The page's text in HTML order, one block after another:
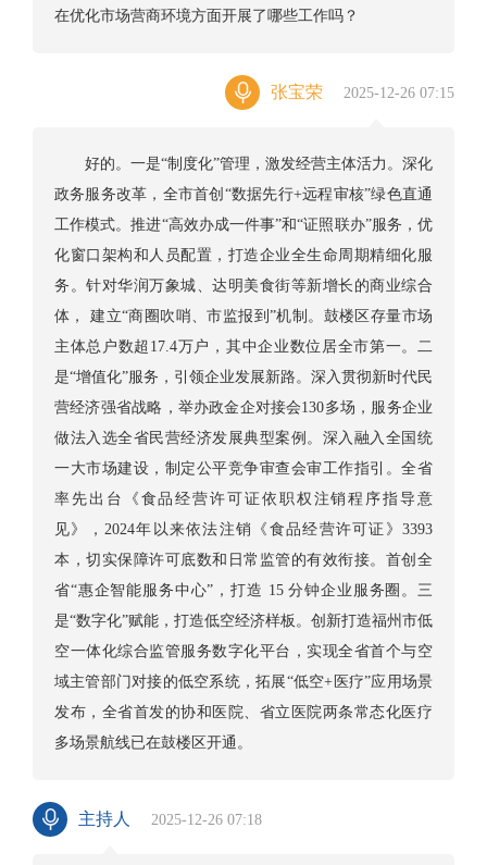
在优化市场营商环境方面开展了哪些工作吗？
张宝荣 2025-12-26 07:15
好的。一是“制度化”管理，激发经营主体活力。深化
政务服务改革，全市首创“数据先行+远程审核”绿色直通
工作模式。推进“高效办成一件事”和“证照联办”服务，优
化窗口架构和人员配置，打造企业全生命周期精细化服
务。针对华润万象城、达明美食街等新增长的商业综合
体， 建立“商圈吹哨、市监报到”机制。鼓楼区存量市场
主体总户数超17.4万户，其中企业数位居全市第一。二
是“增值化”服务，引领企业发展新路。深入贯彻新时代民
营经济强省战略，举办政金企对接会130多场，服务企业
做法入选全省民营经济发展典型案例。深入融入全国统
一大市场建设，制定公平竞争审查会审工作指引。全省
率先出台《食品经营许可证依职权注销程序指导意
见》，2024年以来依法注销《食品经营许可证》3393
本，切实保障许可底数和日常监管的有效衔接。首创全
省“惠企智能服务中心”，打造 15 分钟企业服务圈。三
是“数字化”赋能，打造低空经济样板。创新打造福州市低
空一体化综合监管服务数字化平台，实现全省首个与空
域主管部门对接的低空系统，拓展“低空+医疗”应用场景
发布，全省首发的协和医院、省立医院两条常态化医疗
多场景航线已在鼓楼区开通。
主持人 2025-12-26 07:18